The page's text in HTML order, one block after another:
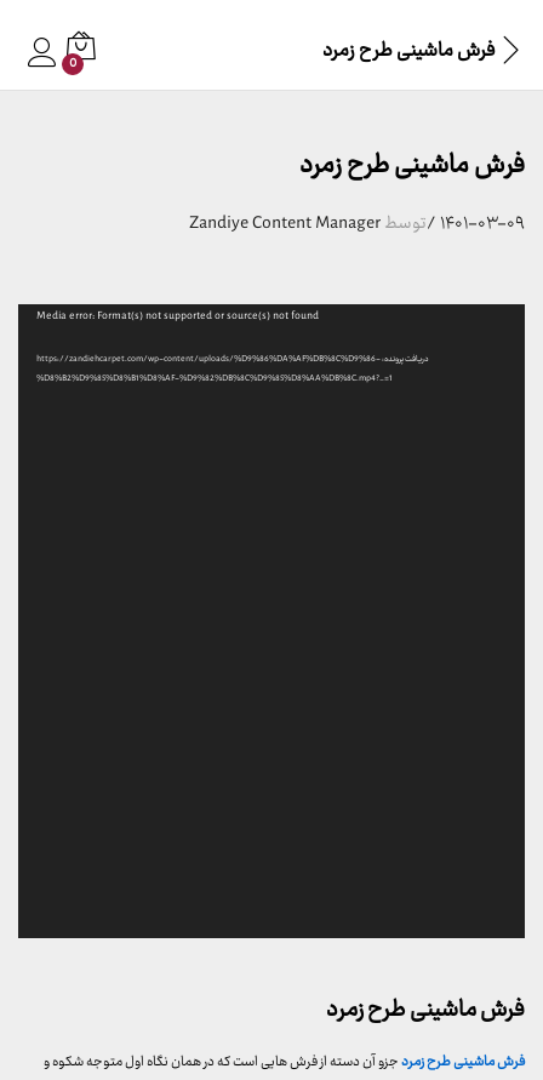
فرش ماشینی طرح زمرد 0
فرش ماشینی طرح زمرد
۱۴۰۱-۰۳-۰۹/توسطZandiye Content Manager
Media error: Format(s) not supported or source(s) not found
دریافت پرونده: https://zandiehcarpet.com/wp-content/uploads/%D9%86%DA%AF%DB%8C%D9%86-
%D8%B2%D9%85%D8%B1%D8%AF-%D9%82%DB%8C%D9%85%D8%AA%DB%8C.mp4?_=1
فرش ماشینی طرح زمرد
فرش ماشینی طرح زمردجزو آن دسته از فرش هایی است که در همان نگاه اول متوجه شکوه و